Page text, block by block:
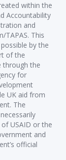
within the
Accountability
and
TAPAS. This
by the
of the
through the
for
UK aid from
The
USAID or the
and
official